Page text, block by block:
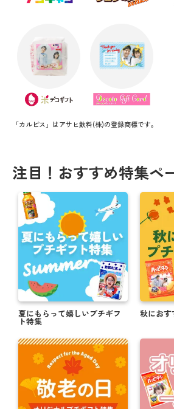
「カルピス」はアサヒ飲料(株)の登録商標です。
注目！おすすめ特集ペ
夏にもらって嬉しいプチギフ
ト特集
秋にお